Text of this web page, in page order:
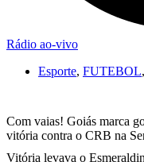
Rádio ao-vivo
Esporte, FUTEBOL,
Com vaias! Goiás marca
vitória contra o CRB na
Vitória levava o